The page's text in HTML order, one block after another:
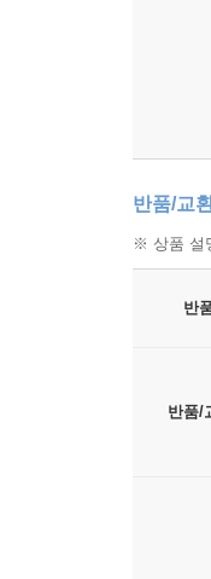
반품/교
※ 상품 설
반
반품/